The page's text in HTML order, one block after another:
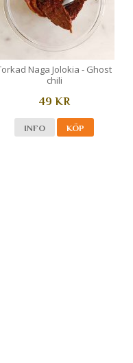
Naga Jolokia - Ghost
chili
49 KR
INFO KÖP